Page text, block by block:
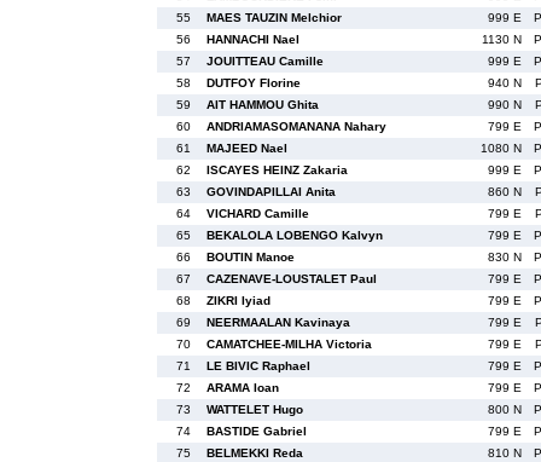
55
MAES TAUZIN Melchior 999 E
56
HANNACHI Nael 1130 N
57
JOUITTEAU Camille 999 E
58
DUTFOY Florine 940 N
59
AIT HAMMOU Ghita 990 N
60
ANDRIAMASOMANANA Nahary 799 E
61
MAJEED Nael 1080 N
62
ISCAYES HEINZ Zakaria 999 E
63
GOVINDAPILLAI Anita 860 N
64
VICHARD Camille 799 E
65
BEKALOLA LOBENGO Kalvyn 799 E
66
BOUTIN Manoe 830 N
67
CAZENAVE-LOUSTALET Paul 799 E
68
ZIKRI Iyiad 799 E
69
NEERMAALAN Kavinaya 799 E
70
CAMATCHEE-MILHA Victoria 799 E
71
LE BIVIC Raphael 799 E
72
ARAMA Ioan 799 E
73
WATTELET Hugo 800 N
74
BASTIDE Gabriel 799 E
75
BELMEKKI Reda 810 N